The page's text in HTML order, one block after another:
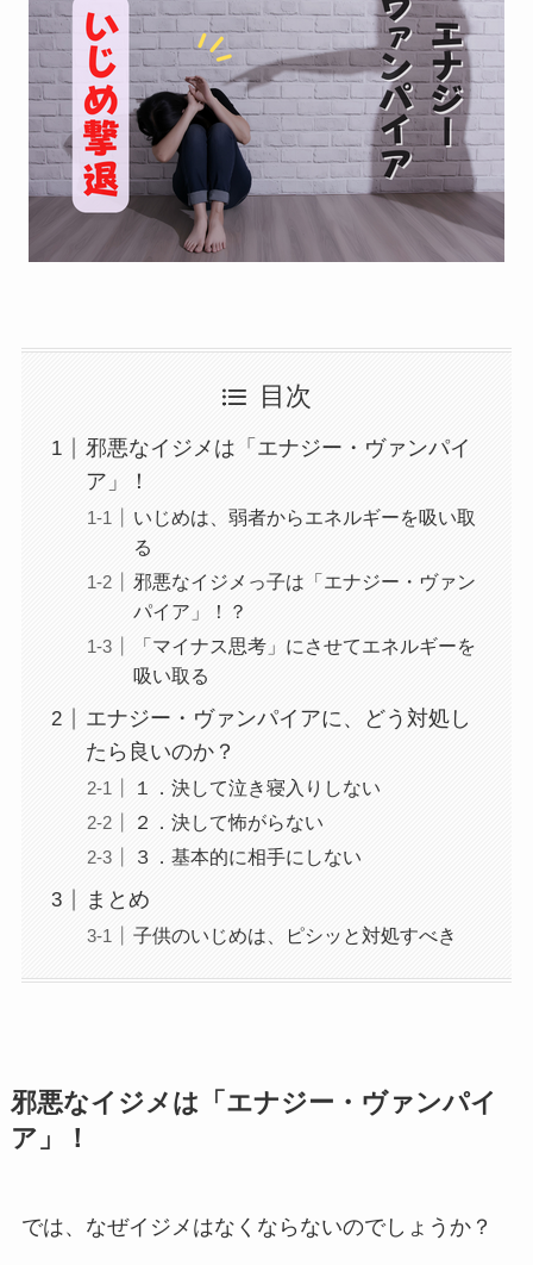
目次
邪悪なイジメは「エナジー・ヴァンパイ
ア」！
いじめは、弱者からエネルギーを吸い取
る
邪悪なイジメっ子は「エナジー・ヴァン
パイア」！？
「マイナス思考」にさせてエネルギーを
吸い取る
エナジー・ヴァンパイアに、どう対処し
たら良いのか？
１．決して泣き寝入りしない
２．決して怖がらない
３．基本的に相手にしない
まとめ
子供のいじめは、ピシッと対処すべき
邪悪なイジメは「エナジー・ヴァンパイ
ア」！
では、なぜイジメはなくならないのでしょうか？